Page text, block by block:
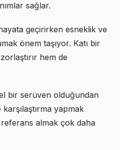
sağlar.
geçirirken esneklik ve
önem taşıyor. Katı bir
hem de
bir serüven olduğundan
karşılaştırma yapmak
almak çok daha